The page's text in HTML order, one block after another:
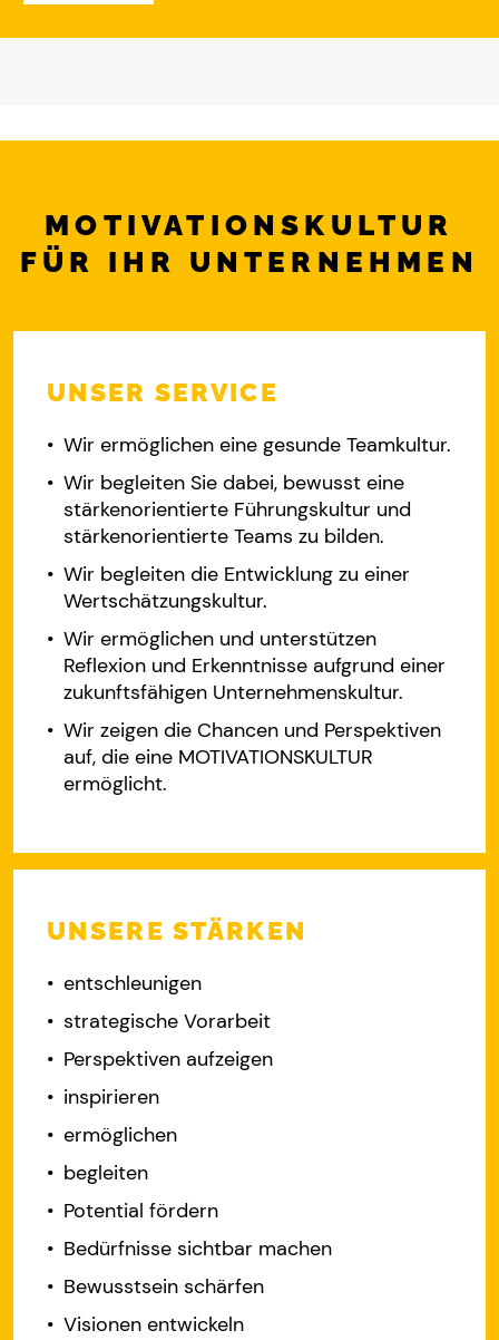
MOTIVATIONSKULTUR
FÜR IHR UNTERNEHMEN
UNSER SERVICE
Wir ermöglichen eine gesunde Teamkultur.
Wir begleiten Sie dabei, bewusst eine
stärkenorientierte Führungskultur und
stärkenorientierte Teams zu bilden.
Wir begleiten die Entwicklung zu einer
Wertschätzungskultur.
Wir ermöglichen und unterstützen
Reflexion und Erkenntnisse aufgrund einer
zukunftsfähigen Unternehmenskultur.
Wir zeigen die Chancen und Perspektiven
auf, die eine MOTIVATIONSKULTUR
ermöglicht.
UNSERE STÄRKEN
entschleunigen
strategische Vorarbeit
Perspektiven aufzeigen
inspirieren
ermöglichen
begleiten
Potential fördern
Bedürfnisse sichtbar machen
Bewusstsein schärfen
Visionen entwickeln